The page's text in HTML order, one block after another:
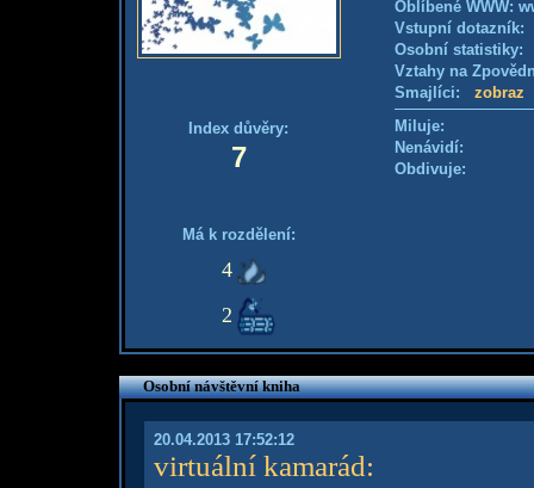
Index důvěry:
7
Má k rozdělení:
4
2
Oblíbené WWW:
Vstupní
Osobní
Vztahy na
Smajlíci: zobraz
Miluje:
Nenávidí:
Obdivuje:
Osobní návštěvní kniha
20.04.2013 17:52:12
virtuální kamarád: